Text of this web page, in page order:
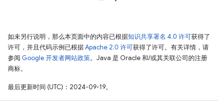
如未另行说明，那么本页面中的内容已根据知识共享署名 4.0 许可获得了
许可，并且代码示例已根据Apache 2.0 许可获得了许可。有关详情，请
参阅 Google 开发者网站政策。Java 是 Oracle 和/或其关联公司的注册
商标。
最后更新时间 (UTC)：2024-09-19。